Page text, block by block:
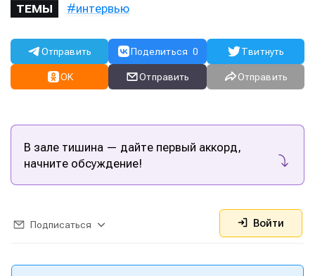
ТЕМЫ интервью
Отправить Поделиться 0 Твитнуть
OK Отправить Отправить
В зале тишина — дайте первый аккорд,
начните обсуждение!
Подписаться Войти